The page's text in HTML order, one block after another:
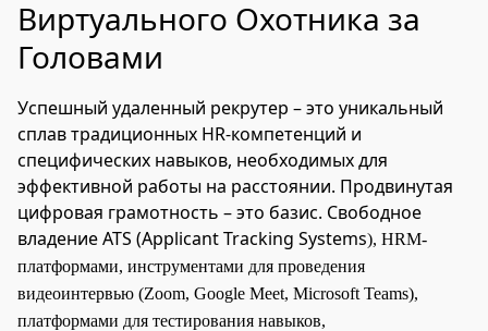
Виртуального Охотника за
Головами
Успешный удаленный рекрутер – это уникальный
сплав традиционных HR-компетенций и
специфических навыков, необходимых для
эффективной работы на расстоянии. Продвинутая
цифровая грамотность – это базис. Свободное
владение ATS (Applicant Tracking Systems), HRM-
платформами, инструментами для проведения
видеоинтервью (Zoom, Google Meet, Microsoft Teams),
платформами для тестирования навыков,